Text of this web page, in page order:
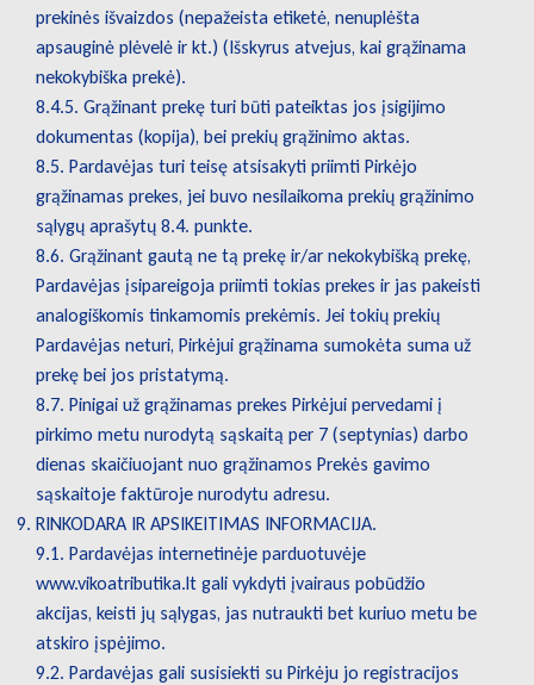
prekinės išvaizdos (nepažeista etiketė, nenuplėšta
apsauginė plėvelė ir kt.) (Išskyrus atvejus, kai grąžinama
nekokybiška prekė).
8.4.5. Grąžinant prekę turi būti pateiktas jos įsigijimo
dokumentas (kopija), bei prekių grąžinimo aktas.
8.5. Pardavėjas turi teisę atsisakyti priimti Pirkėjo
grąžinamas prekes, jei buvo nesilaikoma prekių grąžinimo
sąlygų aprašytų 8.4. punkte.
8.6. Grąžinant gautą ne tą prekę ir/ar nekokybišką prekę,
Pardavėjas įsipareigoja priimti tokias prekes ir jas pakeisti
analogiškomis tinkamomis prekėmis. Jei tokių prekių
Pardavėjas neturi, Pirkėjui grąžinama sumokėta suma už
prekę bei jos pristatymą.
8.7. Pinigai už grąžinamas prekes Pirkėjui pervedami į
pirkimo metu nurodytą sąskaitą per 7 (septynias) darbo
dienas skaičiuojant nuo grąžinamos Prekės gavimo
sąskaitoje faktūroje nurodytu adresu.
RINKODARA IR APSIKEITIMAS INFORMACIJA.
9.1. Pardavėjas internetinėje parduotuvėje
www.vikoatributika.lt gali vykdyti įvairaus pobūdžio
akcijas, keisti jų sąlygas, jas nutraukti bet kuriuo metu be
atskiro įspėjimo.
9.2. Pardavėjas gali susisiekti su Pirkėju jo registracijos